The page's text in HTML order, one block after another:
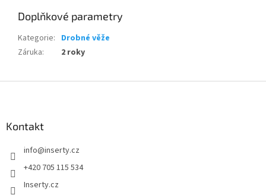
Doplňkové parametry
Kategorie: Drobné věže
Záruka: 2 roky
Kontakt
info@inserty.cz
+420 705 115 534
Inserty.cz